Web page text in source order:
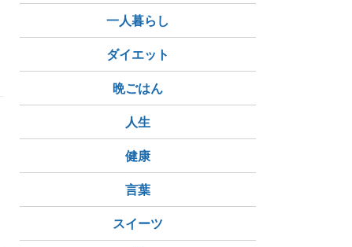
一人暮らし
ダイエット
晩ごはん
人生
健康
言葉
スイーツ